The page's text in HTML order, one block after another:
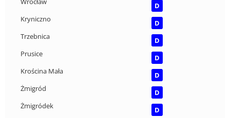
D
Kryniczno
D
Trzebnica
D
Prusice
D
Krościna Mała
D
Żmigród
D
Żmigródek
D